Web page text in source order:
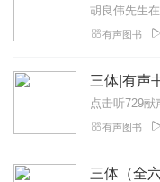
有声图书
有声图书
三体（全